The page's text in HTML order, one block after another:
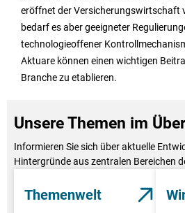
eröffnet der Versicherungswirtschaft
bedarf es aber geeigneter
technologieoffener
Aktuare können einen wichtigen
Branche zu etablieren.
Unsere Themen im
Informieren Sie sich über aktuelle
Hintergründe aus zentralen Bereichen
Themenwelt